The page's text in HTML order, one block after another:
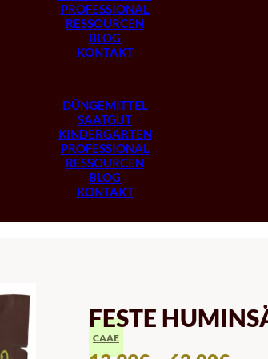
PROFESSIONAL
RESSOURCEN
BLOG
KONTAKT
DÜNGEMITTEL
SAATGUT
KINDERGARTEN
PROFESSIONAL
RESSOURCEN
BLOG
KONTAKT
FESTE
CAAE